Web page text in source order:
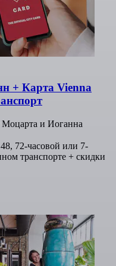
+ Карта Vienna
Моцарта и Иоганна
72-часовой или 7-
транспорте + скидки